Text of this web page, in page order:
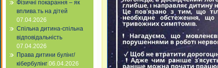
Фізичні покарання – як
вплива.ть на дітей
07.04.2026
Спільна дитина-спільна
відповідальність
07.04.2026
Права дитини булінг/
кібербулінг 06.04.2026